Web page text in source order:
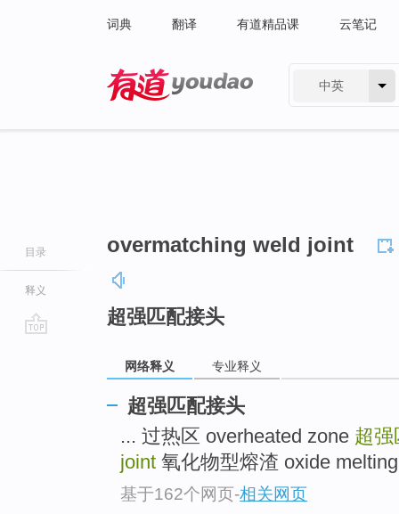
词典 翻译 有道精品课 云笔记
中英
目录
释义
overmatching weld joint
超强匹配接头
网络释义 专业释义
超强匹配接头
... 过热区 overheated zone 超
joint 氧化物型熔渣 oxide
基于162个网页-相关网页